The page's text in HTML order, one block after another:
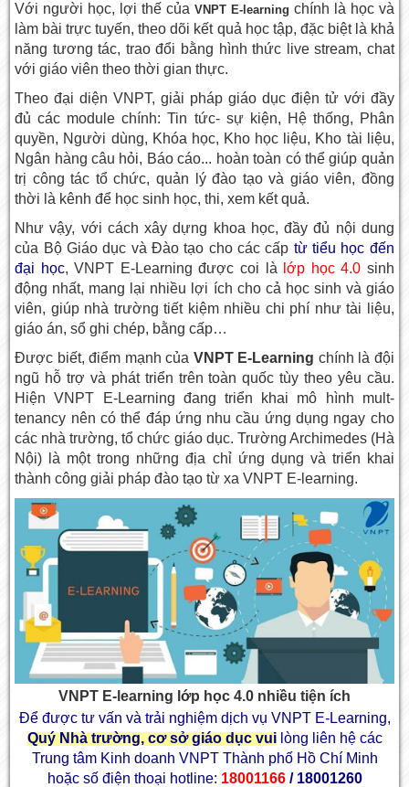
Với người học, lợi thế của VNPT E-learning chính là học và
làm bài trực tuyến, theo dõi kết quả học tập, đặc biệt là khả
năng tương tác, trao đổi bằng hình thức live stream, chat
với giáo viên theo thời gian thực.
Theo đại diện VNPT, giải pháp giáo dục điện tử với đầy
đủ các module chính: Tin tức- sự kiện, Hệ thống, Phân
quyền, Người dùng, Khóa học, Kho học liệu, Kho tài liệu,
Ngân hàng câu hỏi, Báo cáo... hoàn toàn có thể giúp quản
trị công tác tổ chức, quản lý đào tạo và giáo viên, đồng
thời là kênh để học sinh học, thi, xem kết quả.
Như vậy, với cách xây dựng khoa học, đầy đủ nội dung
của Bộ Giáo dục và Đào tạo cho các cấp từ tiểu học đến
đại học, VNPT E-Learning được coi là lớp học 4.0 sinh
động nhất, mang lại nhiều lợi ích cho cả học sinh và giáo
viên, giúp nhà trường tiết kiệm nhiều chi phí như tài liệu,
giáo án, sổ ghi chép, bằng cấp…
Được biết, điểm mạnh của VNPT E-Learning chính là đội
ngũ hỗ trợ và phát triển trên toàn quốc tùy theo yêu cầu.
Hiện VNPT E-Learning đang triển khai mô hình mult-
tenancy nên có thể đáp ứng nhu cầu ứng dụng ngay cho
các nhà trường, tổ chức giáo dục. Trường Archimedes (Hà
Nội) là một trong những địa chỉ ứng dụng và triển khai
thành công giải pháp đào tạo từ xa VNPT E-learning.
VNPT E-learning lớp học 4.0 nhiều tiện ích
Để được tư vấn và trải nghiệm dịch vụ VNPT E-Learning,
Quý Nhà trường, cơ sở giáo dục vuilòng liên hệ các
Trung tâm Kinh doanh VNPT Thành phố Hồ Chí Minh
hoặc số điện thoại hotline: 18001166/ 18001260